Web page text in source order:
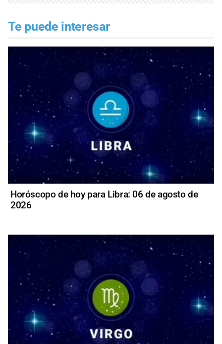
Te puede interesar
Horóscopo de hoy para Libra: 06 de agosto de
2026